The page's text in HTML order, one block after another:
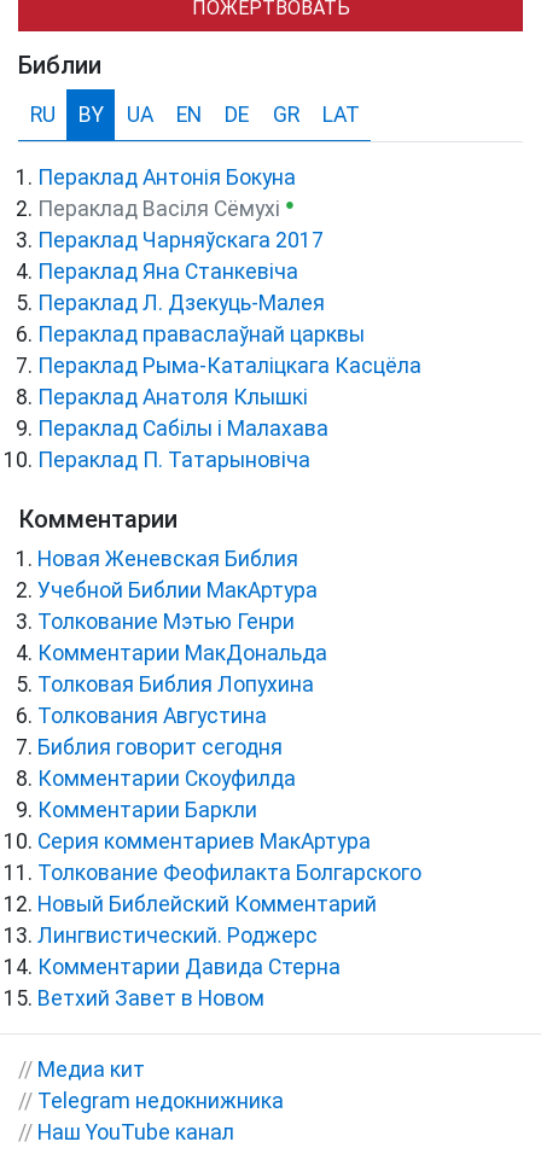
ПОЖЕРТВОВАТЬ
Библии
RU BY UA EN DE GR LAT
Пераклад Антонія Бокуна
Пераклад Васіля Сёмухі ●
Пераклад Чарняўскага 2017
Пераклад Яна Станкевіча
Пераклад Л. Дзекуць-Малея
Пераклад праваслаўнай царквы
Пераклад Рыма-Каталіцкага Касцёла
Пераклад Анатоля Клышкi
Пераклад Сабілы і Малахава
Пераклад П. Татарыновіча
Комментарии
Новая Женевская Библия
Учебной Библии МакАртура
Толкование Мэтью Генри
Комментарии МакДональда
Толковая Библия Лопухина
Толкования Августина
Библия говорит сегодня
Комментарии Скоуфилда
Комментарии Баркли
Серия комментариев МакАртура
Толкование Феофилакта Болгарского
Новый Библейский Комментарий
Лингвистический. Роджерс
Комментарии Давида Стерна
Ветхий Завет в Новом
// Медиа кит
// Telegram недокнижника
// Наш YouTube канал